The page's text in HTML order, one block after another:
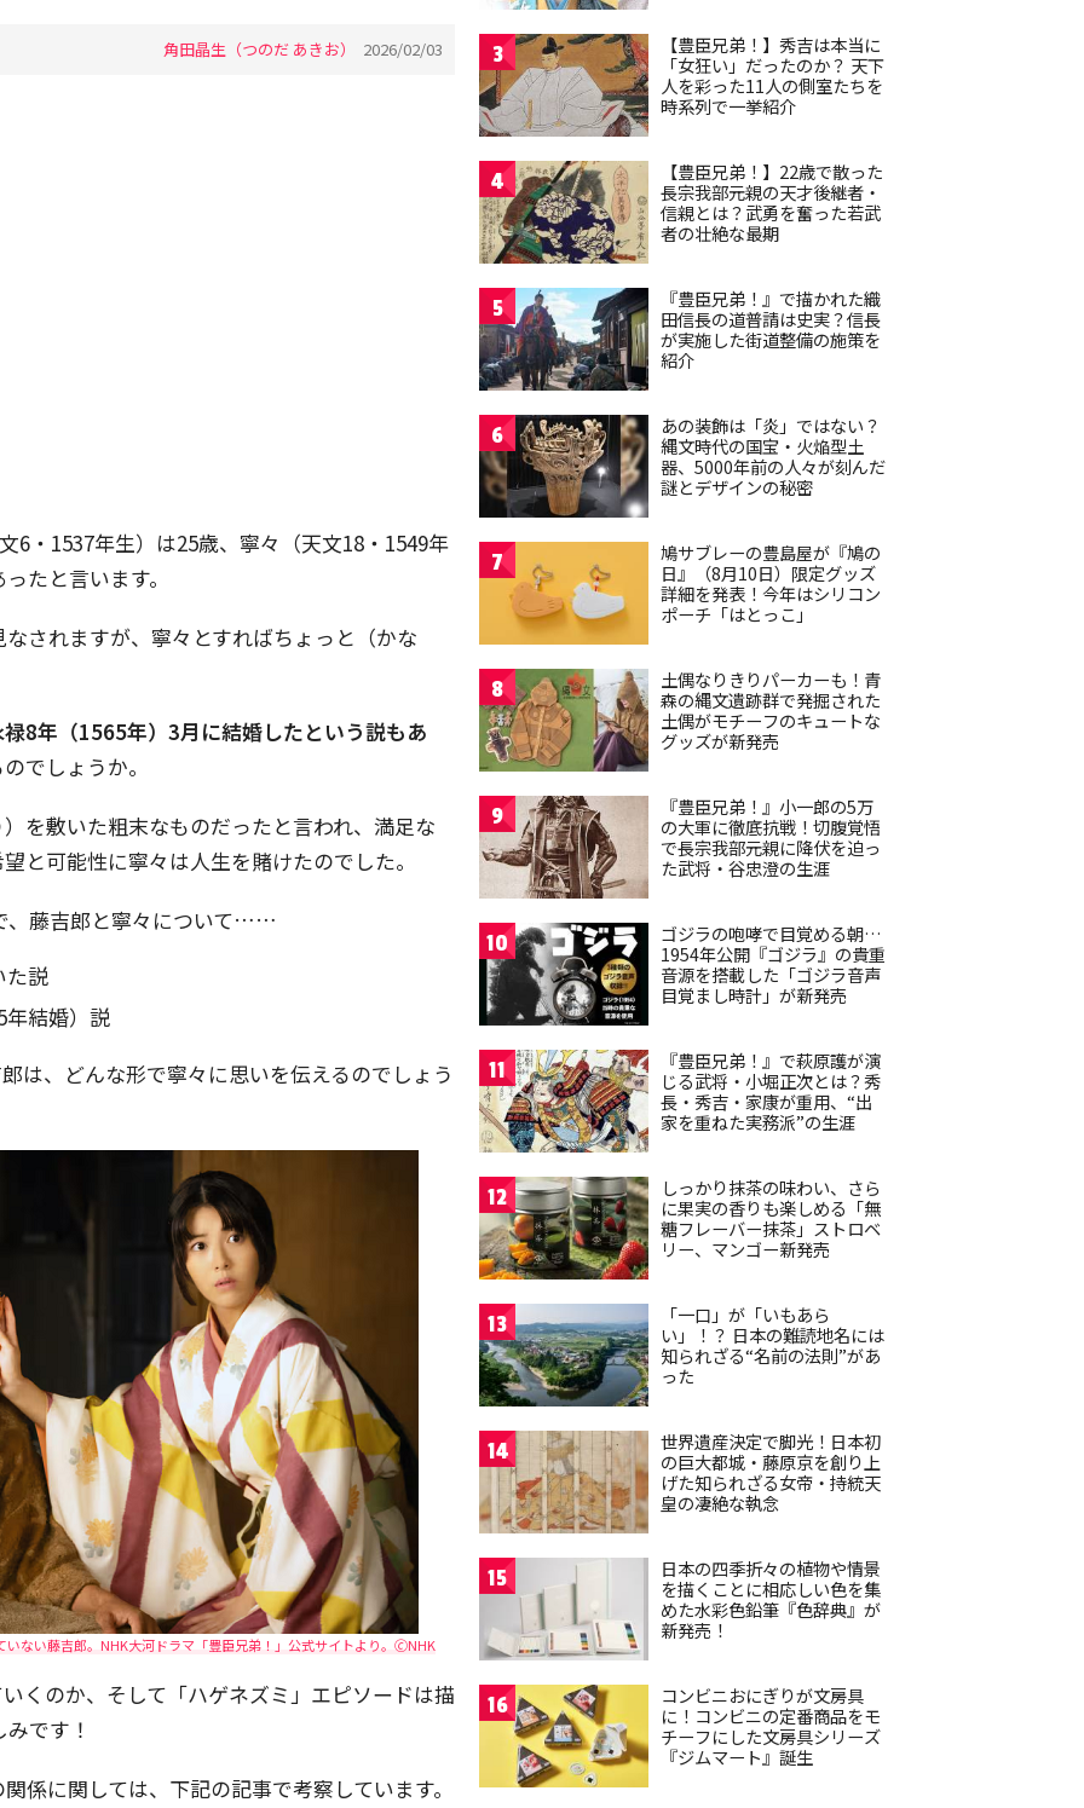
角田晶生（つのだ あきお） 2026/02/03
6・1537年生）は25歳、寧々（天文18・1549年
たと言います。
されますが、寧々とすればちょっと（かな
8年（1565年）3月に結婚したという説もあ
でしょうか。
を敷いた粗末なものだったと言われ、満足な
と可能性に寧々は人生を賭けたのでした。
、藤吉郎と寧々について……
た説
年結婚）説
は、どんな形で寧々に思いを伝えるのでしょう
ない藤吉郎。NHK大河ドラマ「豊臣兄弟！」公式サイトより。🄫NHK
くのか、そして「ハゲネズミ」エピソードは描
です！
係に関しては、下記の記事で考察しています。
3
【豊臣兄弟！】秀吉は本当に
「女狂い」だったのか？ 天下
人を彩った11人の側室たちを
時系列で一挙紹介
4
【豊臣兄弟！】22歳で散った
長宗我部元親の天才後継者・
信親とは？武勇を奮った若武
者の壮絶な最期
5
『豊臣兄弟！』で描かれた織
田信長の道普請は史実？信長
が実施した街道整備の施策を
紹介
6
あの装飾は「炎」ではない？
縄文時代の国宝・火焔型土
器、5000年前の人々が刻んだ
謎とデザインの秘密
7
鳩サブレーの豊島屋が『鳩の
日』（8月10日）限定グッズ
詳細を発表！今年はシリコン
ポーチ「はとっこ」
8
土偶なりきりパーカーも！青
森の縄文遺跡群で発掘された
土偶がモチーフのキュートな
グッズが新発売
9
『豊臣兄弟！』小一郎の5万
の大軍に徹底抗戦！切腹覚悟
で長宗我部元親に降伏を迫っ
た武将・谷忠澄の生涯
10
ゴジラの咆哮で目覚める朝…
1954年公開『ゴジラ』の貴重
音源を搭載した「ゴジラ音声
目覚まし時計」が新発売
11
『豊臣兄弟！』で萩原護が演
じる武将・小堀正次とは？秀
長・秀吉・家康が重用、“出
家を重ねた実務派”の生涯
12
しっかり抹茶の味わい、さら
に果実の香りも楽しめる「無
糖フレーバー抹茶」ストロベ
リー、マンゴー新発売
13
「一口」が「いもあら
い」！？ 日本の難読地名には
知られざる“名前の法則”があ
った
14
世界遺産決定で脚光！日本初
の巨大都城・藤原京を創り上
げた知られざる女帝・持統天
皇の凄絶な執念
15
日本の四季折々の植物や情景
を描くことに相応しい色を集
めた水彩色鉛筆『色辞典』が
新発売！
16
コンビニおにぎりが文房具
に！コンビニの定番商品をモ
チーフにした文房具シリーズ
『ジムマート』誕生